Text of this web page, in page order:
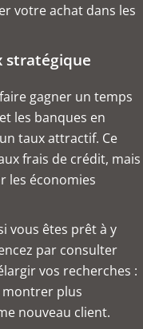
votreachat dans les
stratégique
gagner un temps
les banques en
taux attractif. Ce
frais de crédit, mais
les économies
vous êtes prêt à y
par consulter
vos recherches :
montrer plus
nouveau client.